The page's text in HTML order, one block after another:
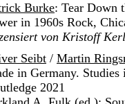
Burke: Tear Down
in 1960s Rock,
von Kristoff Kerl
Seibt / Martin
in Germany.
2021